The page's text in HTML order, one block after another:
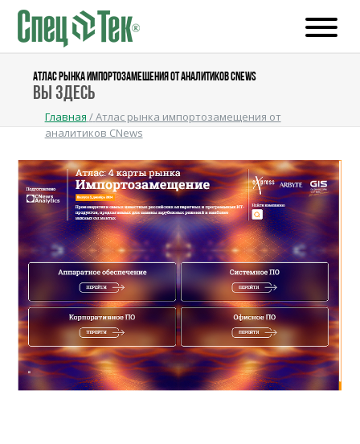
АТЛАС РЫНКА ИМПОРТОЗАМЕЩЕНИЯ ОТ АНАЛИТИКОВ CNEWS
Вы здесь
Главная /Атлас рынка импортозамещения от
аналитиков CNews